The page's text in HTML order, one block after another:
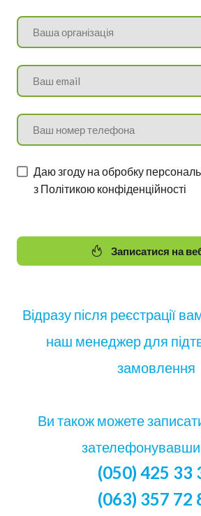
Даю згоду на обробку
з Політикою конфіденційності
Записатися на
Відразу після реєстрації
наш менеджер для
замовлення
Ви також можете
(050) 425 33
(063) 357 72